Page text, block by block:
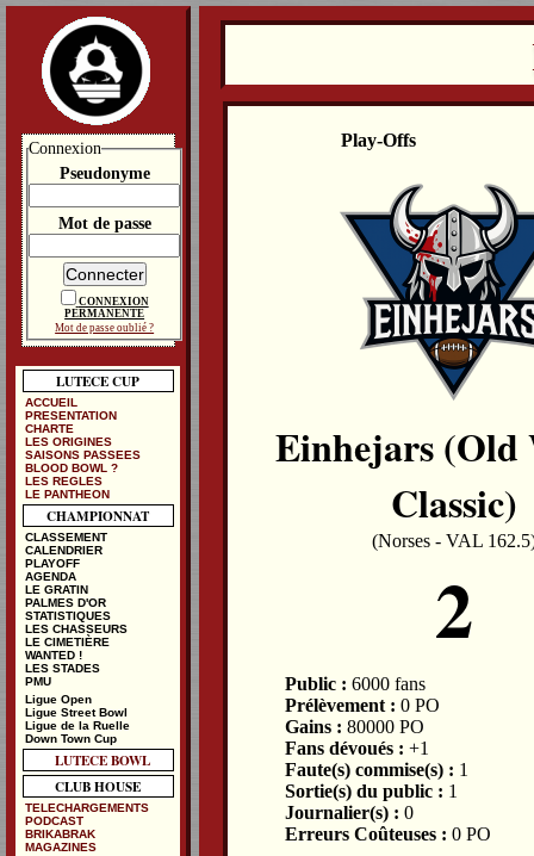
Play-Offs
Einhejars (Old
Classic)
(Norses - VAL
2
Public : 6000 fans
Prélèvement : 0 PO
Gains : 80000 PO
Fans dévoués : +1
Faute(s) commise(s) : 1
Sortie(s) du public : 1
Journalier(s) : 0
Erreurs Coûteuses : 0 PO
Connexion
Pseudonyme
Mot de passe
CONNEXION
PERMANENTE
Mot de passe oublié ?
LUTECE CUP
ACCUEIL
PRESENTATION
CHARTE
LES ORIGINES
SAISONS PASSEES
BLOOD BOWL ?
LES REGLES
LE PANTHEON
CHAMPIONNAT
CLASSEMENT
CALENDRIER
PLAYOFF
AGENDA
LE GRATIN
PALMES D'OR
STATISTIQUES
LES CHASSEURS
LE CIMETIÈRE
WANTED !
LES STADES
PMU
Ligue Open
Ligue Street Bowl
Ligue de la Ruelle
Down Town Cup
LUTECE BOWL
CLUB HOUSE
TELECHARGEMENTS
PODCAST
BRIKABRAK
MAGAZINES